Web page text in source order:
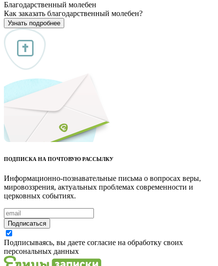
Благодарственный молебен
Как заказать благодарственный молебен?
Узнать подробнее
ПОДПИСКА НА ПОЧТОВУЮ РАССЫЛКУ
Информационно-познавательные письма о вопросах веры,
мировоззрения, актуальных проблемах современности и
церковных событиях.
Подписаться
Подписываясь, вы даете согласие на обработку своих
персональных данных